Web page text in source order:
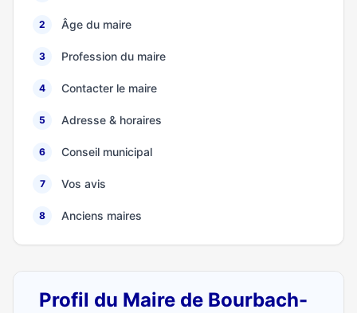
2 Âge du maire
3 Profession du maire
4 Contacter le maire
5 Adresse & horaires
6 Conseil municipal
7 Vos avis
8 Anciens maires
Profil du Maire de Bourbach-